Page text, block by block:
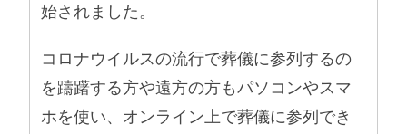
始されました。
コロナウイルスの流行で葬儀に参列するの
を躊躇する方や遠方の方もパソコンやスマ
ホを使い、オンライン上で葬儀に参列でき